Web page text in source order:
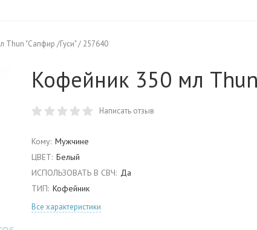
Thun "Сапфир /Гуси" / 257640
Кофейник 350 мл
Написать отзыв
Кому: Мужчине
ЦВЕТ: Белый
ИСПОЛЬЗОВАТЬ В СВЧ: Да
ТИП: Кофейник
Все характеристики